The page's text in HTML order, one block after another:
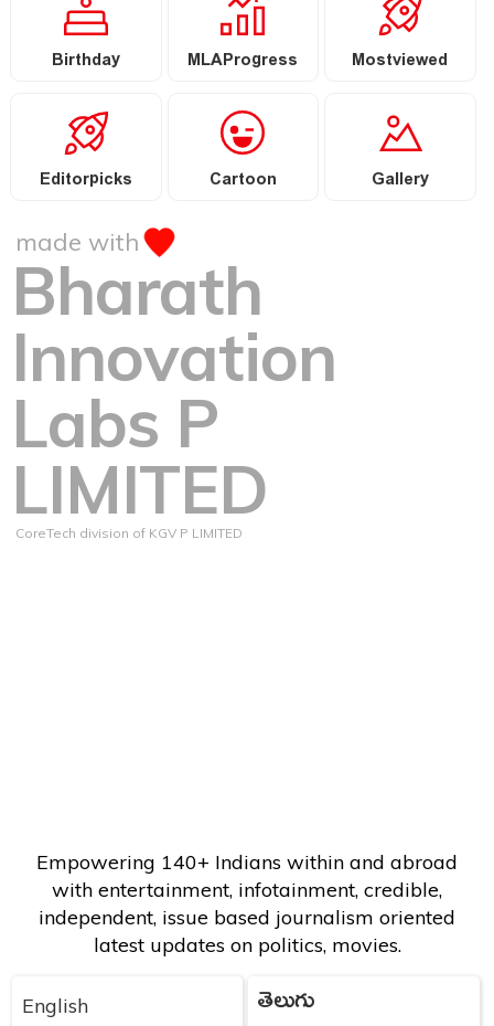
Birthday MLAProgress Mostviewed
Editorpicks Cartoon Gallery
made with
Bharath
Innovation
Labs P
LIMITED
CoreTech division of KGV P LIMITED
Empowering 140+ Indians within and abroad
with entertainment, infotainment, credible,
independent, issue based journalism oriented
latest updates on politics, movies.
English తెలుగు